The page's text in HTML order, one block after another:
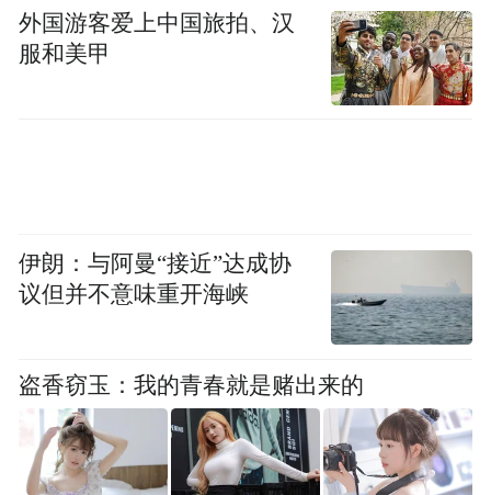
外国游客爱上中国旅拍、汉
服和美甲
伊朗：与阿曼“接近”达成协
议但并不意味重开海峡
盗香窃玉：我的青春就是赌出来的